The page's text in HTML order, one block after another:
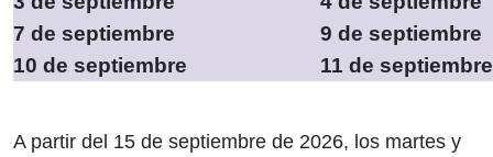
7 de septiembre
9 de septiembre
10 de septiembre
11 de septiembre
A partir del 15 de septiembre de 2026, los martes y